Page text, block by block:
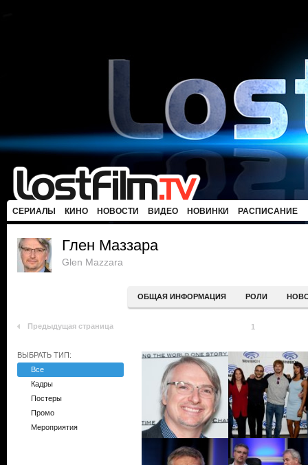
СЕРИАЛЫ КИНО НОВОСТИ ВИДЕО НОВИНКИ РАСПИСАНИЕ
Глен Маззара
Glen Mazzara
ОБЩАЯ ИНФОРМАЦИЯ РОЛИ
Предыдущая страница 1
ВЫБРАТЬ ТИП:
Все
Кадры
Постеры
Промо
Мероприятия